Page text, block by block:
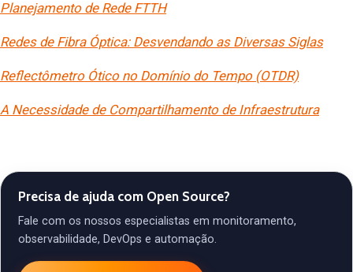
Planejamento de Rede FTTH
Redes de Fibra Óptica: Desvendando as Diversas Siglas
Reflectômetro Ótico no Domínio do Tempo (OTDR)
A Necessidade de Compartilhamento de Infraestrutura
Precisa de ajuda com Open Source?
Fale com os nossos especialistas em monitoramento,
observabilidade, DevOps e automação.